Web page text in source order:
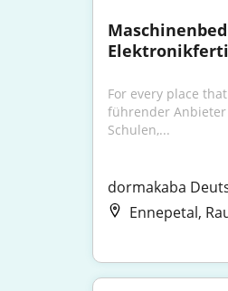
For every place
führender
Schulen,...
dormakaba
Ennepetal,